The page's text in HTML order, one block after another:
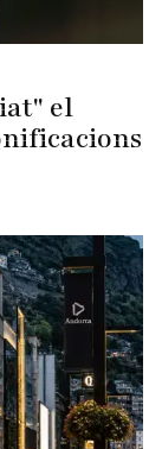
el